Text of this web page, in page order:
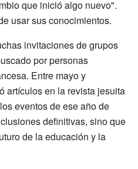
que inició algo nuevo".
usar sus conocimientos.
invitaciones de grupos
por personas
Entre mayo y
artículos en la revista jesuita
eventos de ese año de
definitivas, sino que
de la educación y la